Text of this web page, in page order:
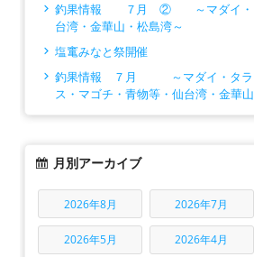
釣果情報 ７月 ② ～マダイ・マ
台湾・金華山・松島湾～
塩竃みなと祭開催
釣果情報 ７月 ～マダイ・タラ
ス・マゴチ・青物等・仙台湾・金華
月別アーカイブ
2026年8月 2026年7月
2026年5月 2026年4月